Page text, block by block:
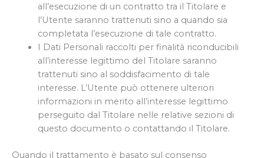
all’esecuzione di un contratto tra il Titolare e
l’Utente saranno trattenuti sino a quando sia
completata l’esecuzione di tale contratto.
I Dati Personali raccolti per finalità riconducibili
all’interesse legittimo del Titolare saranno
trattenuti sino al soddisfacimento di tale
interesse. L’Utente può ottenere ulteriori
informazioni in merito all’interesse legittimo
perseguito dal Titolare nelle relative sezioni di
questo documento o contattando il Titolare.
Quando il trattamento è basato sul consenso